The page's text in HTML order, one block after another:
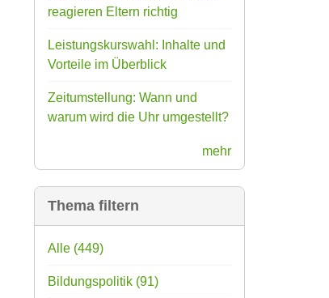
reagieren Eltern richtig
Leistungskurswahl: Inhalte und
Vorteile im Überblick
Zeitumstellung: Wann und
warum wird die Uhr umgestellt?
mehr
Thema filtern
Alle (449)
Bildungspolitik (91)